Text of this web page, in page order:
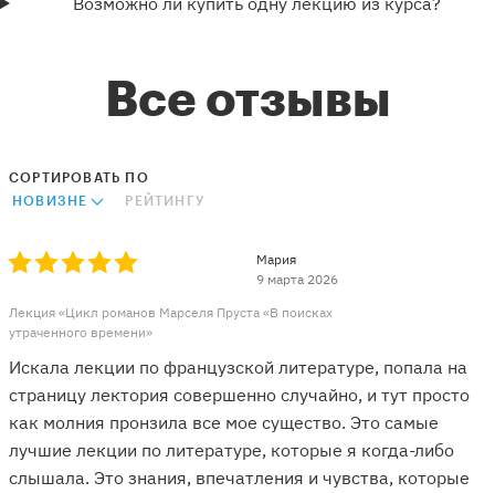
Все отзывы
СОРТИРОВАТЬ ПО
НОВИЗНЕ
РЕЙТИНГУ
Лекция «Цикл романов Марселя Пруста «В поисках
утраченного времени»
Мария
9 марта 2026
Искала лекции по французской литературе, попала на
страницу лектория совершенно случайно, и тут просто
как молния пронзила все мое существо. Это самые
лучшие лекции по литературе, которые я когда-либо
слышала. Это знания, впечатления и чувства, которые